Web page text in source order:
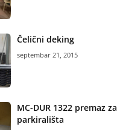
Čelični deking
septembar 21, 2015
MC-DUR 1322 premaz za
parkirališta